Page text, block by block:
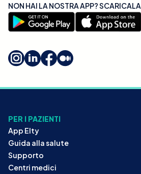
NON HAI LA NOSTRA APP? SCARICALA
PER I PAZIENTI
App Elty
Guida alla salute
Supporto
Centri medici